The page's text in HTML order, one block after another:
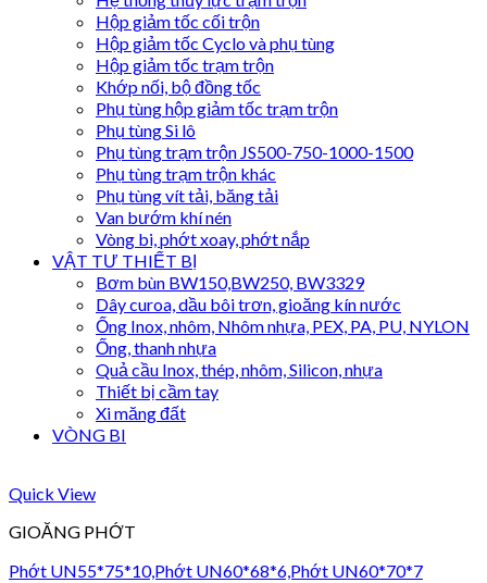
Hộp giảm tốc cối trộn
Hộp giảm tốc Cyclo và phụ tùng
Hộp giảm tốc trạm trộn
Khớp nối, bộ đồng tốc
Phụ tùng hộp giảm tốc trạm trộn
Phụ tùng Si lô
Phụ tùng trạm trộn JS500-750-1000-1500
Phụ tùng trạm trộn khác
Phụ tùng vít tải, băng tải
Van bướm khí nén
Vòng bi, phớt xoay, phớt nắp
VẬT TƯ THIẾT BỊ
Bơm bùn BW150,BW250, BW3329
Dây curoa, dầu bôi trơn, gioăng kín nước
Ống Inox, nhôm, Nhôm nhựa, PEX, PA, PU, NYLON
Ống, thanh nhựa
Quả cầu Inox, thép, nhôm, Silicon, nhựa
Thiết bị cầm tay
Xi măng đất
VÒNG BI
Quick View
GIOĂNG PHỚT
Phớt UN55*75*10,Phớt UN60*68*6,Phớt UN60*70*7